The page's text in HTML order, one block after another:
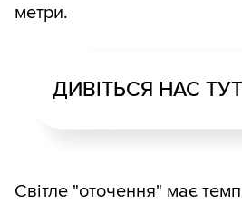
метри.
ДИВІТЬСЯ НАС ТУТ
Світле "оточення" має